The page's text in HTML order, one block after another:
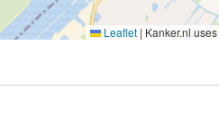
Leaflet | Kanker.nl uses